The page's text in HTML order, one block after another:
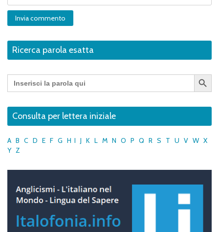
Ricerca parola esatta
Search
for:
Search Button
Consulta per lettera iniziale
A B C D E F G H I J K L M N O P Q R S T U V W X
Y Z